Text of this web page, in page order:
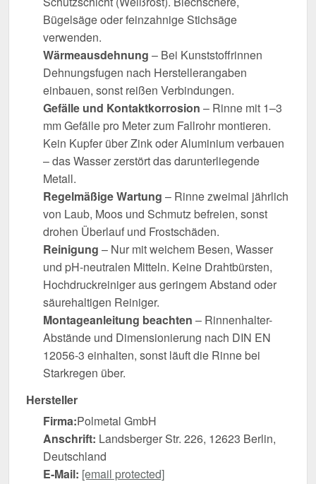
Bügelsäge oder feinzahnige Stichsäge
verwenden.
Wärmeausdehnung – Bei Kunststoffrinnen
Dehnungsfugen nach Herstellerangaben
einbauen, sonst reißen Verbindungen.
Gefälle und Kontaktkorrosion – Rinne mit 1–3
mm Gefälle pro Meter zum Fallrohr montieren.
Kein Kupfer über Zink oder Aluminium verbauen
– das Wasser zerstört das darunterliegende
Metall.
Regelmäßige Wartung – Rinne zweimal jährlich
von Laub, Moos und Schmutz befreien, sonst
drohen Überlauf und Frostschäden.
Reinigung – Nur mit weichem Besen, Wasser
und pH-neutralen Mitteln. Keine Drahtbürsten,
Hochdruckreiniger aus geringem Abstand oder
säurehaltigen Reiniger.
Montageanleitung beachten – Rinnenhalter-
Abstände und Dimensionierung nach DIN EN
12056-3 einhalten, sonst läuft die Rinne bei
Starkregen über.
Hersteller
Firma:Polmetal GmbH
Anschrift: Landsberger Str. 226, 12623 Berlin,
Deutschland
E-Mail: [email protected]